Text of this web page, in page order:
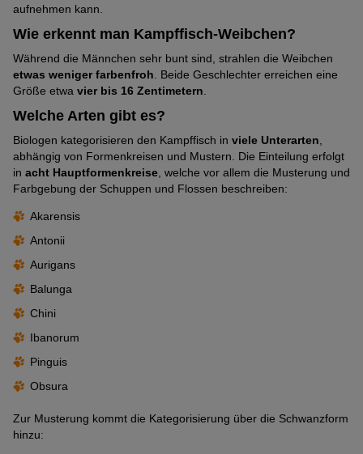
aufnehmen kann.
Wie erkennt man Kampffisch-Weibchen?
Während die Männchen sehr bunt sind, strahlen die Weibchen
etwas weniger farbenfroh . Beide Geschlechter erreichen eine
Größe etwa vier bis 16 Zentimetern
Welche Arten gibt es?
Biologen kategorisieren den Kampffisch in viele Unterarten
abhängig von Formenkreisen und Mustern. Die Einteilung erfolgt
in acht Hauptformenkreise , welche vor allem die Musterung und
Farbgebung der Schuppen und Flossen beschreiben:
Akarensis
Antonii
Aurigans
Balunga
Chini
Ibanorum
Pinguis
Obsura
Zur Musterung kommt die Kategorisierung über die Schwanzform
hinzu: